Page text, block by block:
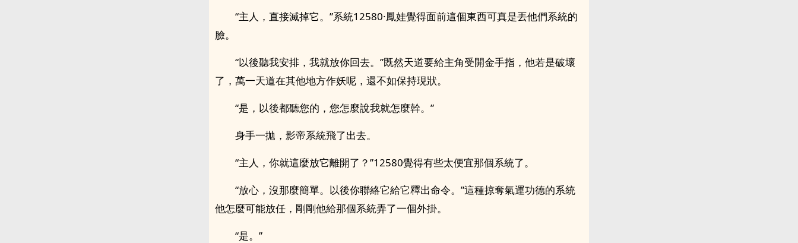
“主人，直接滅掉它。”系統12580·鳳娃覺得面前這個東西可真是丟他們系統的
臉。
“以後聽我安排，我就放你回去。”既然天道要給主角受開金手指，他若是破壞
了，萬一天道在其他地方作妖呢，還不如保持現狀。
“是，以後都聽您的，您怎麼說我就怎麼幹。”
身手一拋，影帝系統飛了出去。
“主人，你就這麼放它離開了？”12580覺得有些太便宜那個系統了。
“放心，沒那麼簡單。以後你聯絡它給它釋出命令。”這種掠奪氣運功德的系統
他怎麼可能放任，剛剛他給那個系統弄了一個外掛。
“是。”